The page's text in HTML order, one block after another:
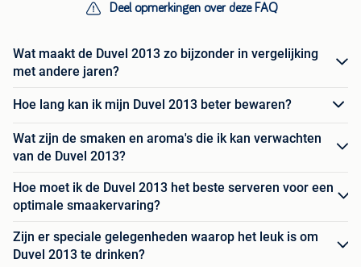
Deel opmerkingen over deze FAQ
Wat maakt de Duvel 2013 zo bijzonder in vergelijking
met andere jaren?
Hoe lang kan ik mijn Duvel 2013 beter bewaren?
Wat zijn de smaken en aroma's die ik kan verwachten
van de Duvel 2013?
Hoe moet ik de Duvel 2013 het beste serveren voor een
optimale smaakervaring?
Zijn er speciale gelegenheden waarop het leuk is om
Duvel 2013 te drinken?